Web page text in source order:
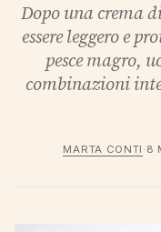
Dopo una crema
essere leggero e
pesce magro,
combinazioni
MARTA CONTI · 8